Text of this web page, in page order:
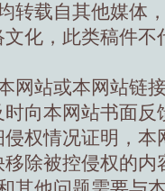
转载自其他媒体
化，此类稿件不
网站或本网站链
向本网站书面反
权情况证明，本
除被控侵权的内